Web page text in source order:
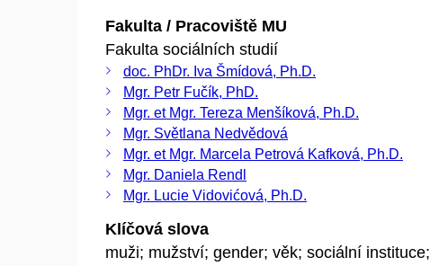
Fakulta / Pracoviště MU
Fakulta sociálních studií
doc. PhDr. Iva Šmídová, Ph.D.
Mgr. Petr Fučík, PhD.
Mgr. et Mgr. Tereza Menšíková, Ph.D.
Mgr. Světlana Nedvědová
Mgr. et Mgr. Marcela Petrová Kafková, Ph.D.
Mgr. Daniela Rendl
Mgr. Lucie Vidovićová, Ph.D.
Klíčová slova
muži; mužství; gender; věk; sociální instituce;